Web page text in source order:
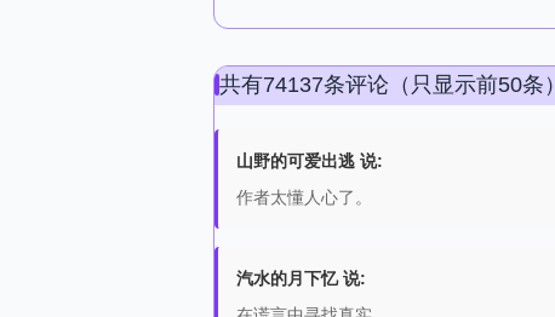
共有74137条评论（只显示前50条）
山野的可爱出逃 说:
作者太懂人心了。
汽水的月下忆 说: